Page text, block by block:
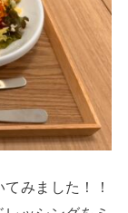
みました！！